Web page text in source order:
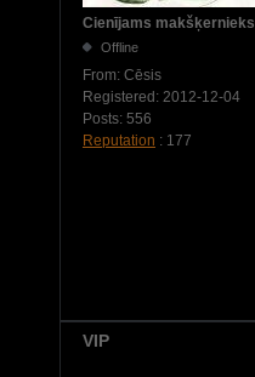
Cienījams makšķernieks
Offline
From: Cēsis
Registered: 2012-12-04
Posts: 556
Reputation : 177
VIP